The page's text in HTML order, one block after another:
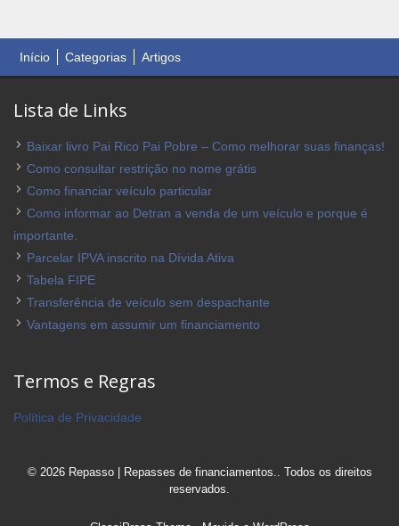
Início Categorias Artigos
Lista de Links
Baixar livro Pai Rico Pai Pobre – Como melhorar suas finanças!
Como consultar restrição no nome grátis
Como financiar veículo particular
Como informar ao Detran a venda de um veículo e porque é
importante.
Parcelar IPVA inscrito na Dívida Ativa
Tabela FIPE
Transferência de veículo sem despachante
Vantagens em assumir um financiamento
Termos e Regras
Política de Privacidade
© 2026 Repasso | Repasses de financiamentos.. Todos os direitos
reservados.